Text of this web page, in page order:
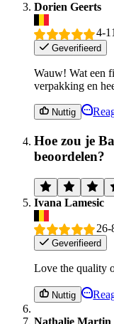
Dorien Geerts
4-
Geverifieerd
Wauw! Wat een
verpakking en
Nuttig
Hoe zou je
beoordelen?
Ivana Lamesic
26-
Geverifieerd
Love the quality
Nuttig
Nathalie Martin